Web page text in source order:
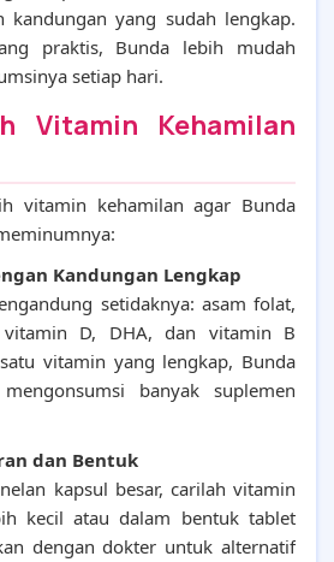
kandungan yang sudah lengkap.
praktis, Bunda lebih mudah
setiap hari.
Vitamin Kehamilan
vitamin kehamilan agar Bunda
Kandungan Lengkap
setidaknya: asam folat,
D, DHA, dan vitamin B
vitamin yang lengkap, Bunda
banyak suplemen
dan Bentuk
kapsul besar, carilah vitamin
kecil atau dalam bentuk tablet
dengan dokter untuk alternatif